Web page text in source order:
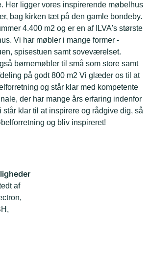
Her ligger vores inspirerende møbelhus
bag kirken tæt på den gamle bondeby.
4.400 m2 og er en af ILVA's største
Vi har møbler i mange former -
spisestuen samt soveværelset.
børnemøbler til små som store samt
på godt 800 m2 Vi glæder os til at
og står klar med kompetente
der har mange års erfaring indenfor
står klar til at inspirere og rådgive dig, så
og bliv inspireret!
af